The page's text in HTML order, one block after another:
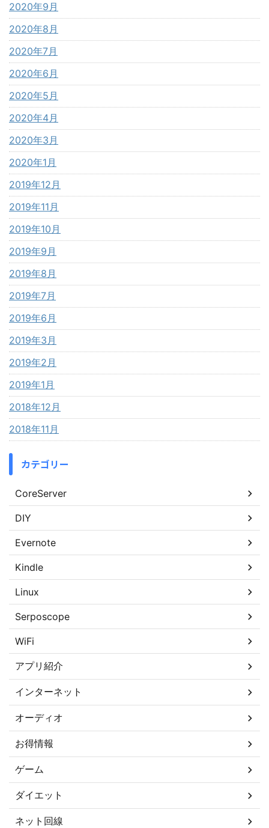
2020年9月
2020年8月
2020年7月
2020年6月
2020年5月
2020年4月
2020年3月
2020年1月
2019年12月
2019年11月
2019年10月
2019年9月
2019年8月
2019年7月
2019年6月
2019年3月
2019年2月
2019年1月
2018年12月
2018年11月
カテゴリー
CoreServer
DIY
Evernote
Kindle
Linux
Serposcope
WiFi
アプリ紹介
インターネット
オーディオ
お得情報
ゲーム
ダイエット
ネット回線